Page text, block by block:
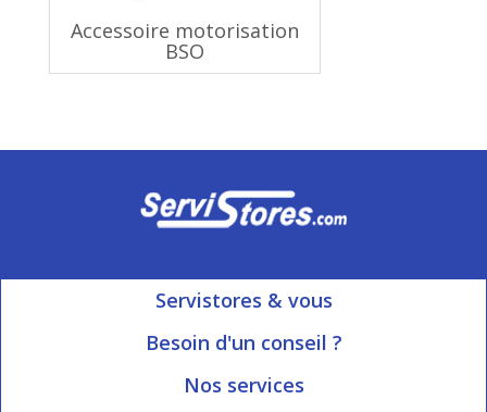
Accessoire motorisation
BSO
Servistores & vous
Mon compte
Besoin d'un conseil ?
Ouvert du Lundi au Vendredi
Nos services